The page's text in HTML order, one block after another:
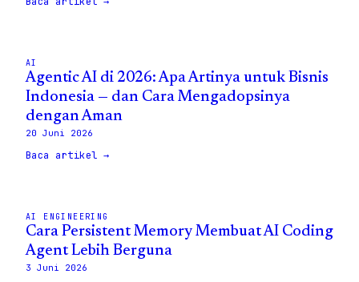
AI
Agentic AI di 2026: Apa Artinya untuk Bisnis
Indonesia — dan Cara Mengadopsinya
dengan Aman
20 Juni 2026
Baca artikel →
AI ENGINEERING
Cara Persistent Memory Membuat AI Coding
Agent Lebih Berguna
3 Juni 2026